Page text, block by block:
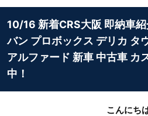
10/16 新着CRS大阪 即納車
バン プロボックス デリカ タ
アルファード 新車 中古車 カ
中！
こんにち